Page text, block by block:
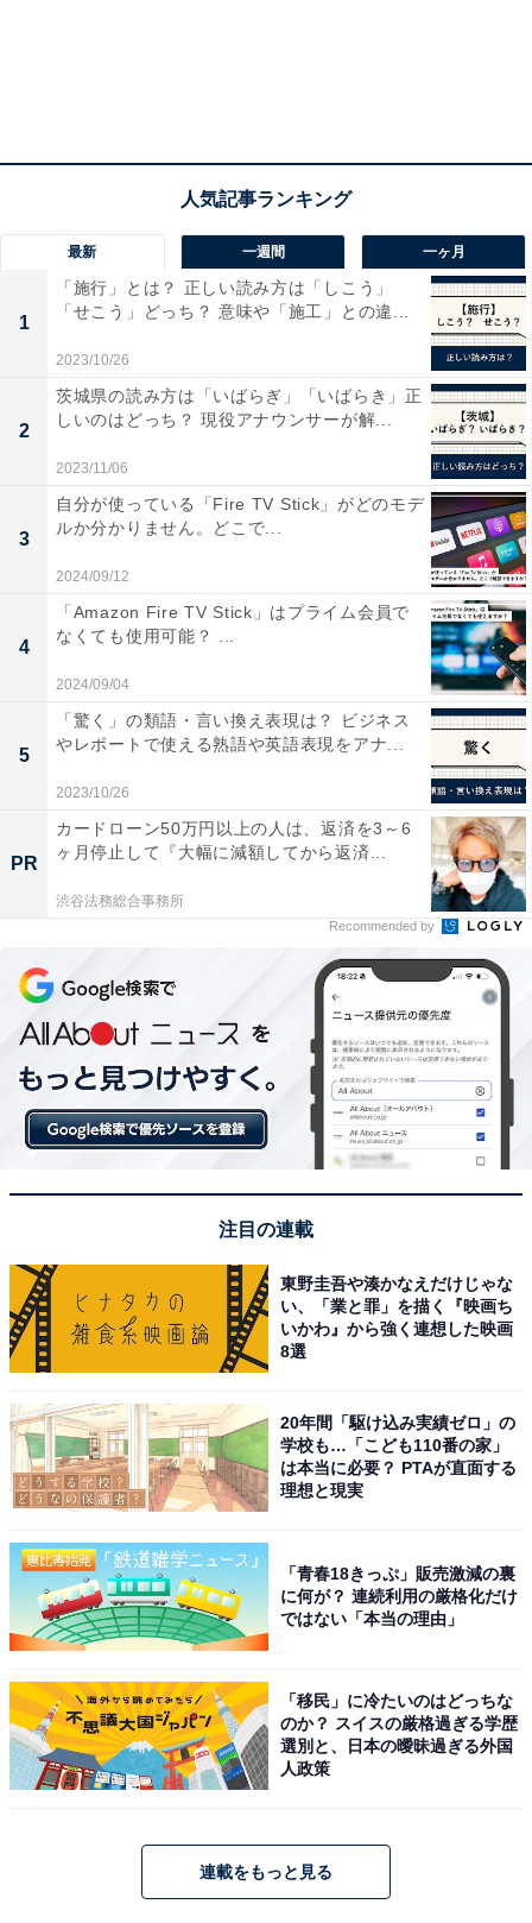
2021年からユニホームに企業ロゴ
ビジネスが絡むのはシューズだけではありません。選手
が着用するユニホームに、スポーツ用品メーカーとは別
に協賛企業のロゴが付くようになったのは、2021年大会
からです。
世界陸連の広告規定が改定され、日本陸連はシャツとパ
ンツにスポンサーのロゴを入れることを認めました。そ
の結果、箱根駅伝でも各大学がチームの強化や選手の経
済的負担を減らすことを目的にスポンサー契約を結ぶこ
とが可能になったのです。
例えば、駒澤大学は「ヒロセ電機」と「みんなの介
護」、東洋大学は「求人ボックス」と「セブン銀行」、
帝京大学は「フランスベッド」、日本体育大学は「アリ
ナミン」、立教大学は「勘定奉行」と「たのめーる」
いうように、企業名や商品名、サービス名などのロゴが
入ります。
3連覇を狙う青山学院大学のユニホームには合宿を行う
ています。自治体がスポンサーというのは珍しいケース
役買っているといえます。
2025年の前回大会は、テレビ視聴率が往路27.9パーセン
トでした（ビデオリサーチ社調べ、関東地区）。30パー
セント近い高視聴率はNHKの紅白歌合戦に迫るほどで、
国民的行事ともいえる注目度の高さです。その中で選手
ます。
次ページ 箱根のタブー？ 収益の行方は
最新 一週間 一ヶ月
1
「施行」とは？ 正しい読み方は「しこう」
「せこう」どっち？ 意味や「施工」との違...
2023/10/26
2
茨城県の読み方は「いばらぎ」「いばらき」正
しいのはどっち？ 現役アナウンサーが解...
2023/11/06
3
自分が使っている「Fire TV Stick」がどのモデ
ルか分かりません。どこで...
2024/09/12
4
「Amazon Fire TV Stick」はプライム会員で
なくても使用可能？ ...
2024/09/04
5
「驚く」の類語・言い換え表現は？ ビジネス
やレポートで使える熟語や英語表現をアナ...
2023/10/26
PR
カードローン50万円以上の人は、返済を3～6
ヶ月停止して『大幅に減額してから返済...
渋谷法務総合事務所
Recommended by
注目の連載
東野圭吾や湊かなえだけじゃな
い、「業と罪」を描く『映画ち
いかわ』から強く連想した映画
8選
20年間「駆け込み実績ゼロ」の
学校も…「こども110番の家」
は本当に必要？ PTAが直面する
理想と現実
「青春18きっぷ」販売激減の裏
に何が？ 連続利用の厳格化だけ
ではない「本当の理由」
「移民」に冷たいのはどっちな
のか？ スイスの厳格過ぎる学歴
選別と、日本の曖昧過ぎる外国
人政策
連載をもっと見る